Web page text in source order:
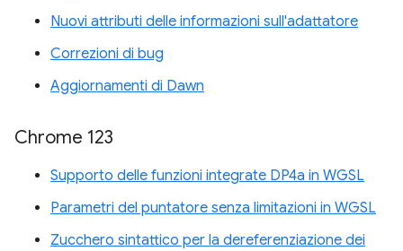
Nuovi attributi delle informazioni sull'adattatore
Correzioni di bug
Aggiornamenti di Dawn
Chrome 123
Supporto delle funzioni integrate DP4a in WGSL
Parametri del puntatore senza limitazioni in WGSL
Zucchero sintattico per la dereferenziazione dei